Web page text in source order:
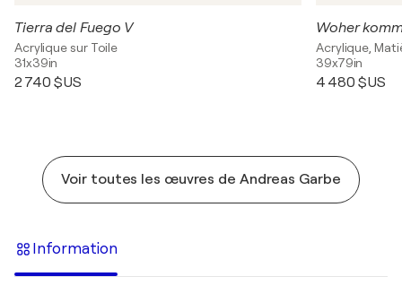
Tierra del Fuego V
Acrylique sur Toile
31x39in
2 740 $US
Woher
Acrylique,
39x79in
4 480 $US
Voir toutes les œuvres de Andreas Garbe
Information